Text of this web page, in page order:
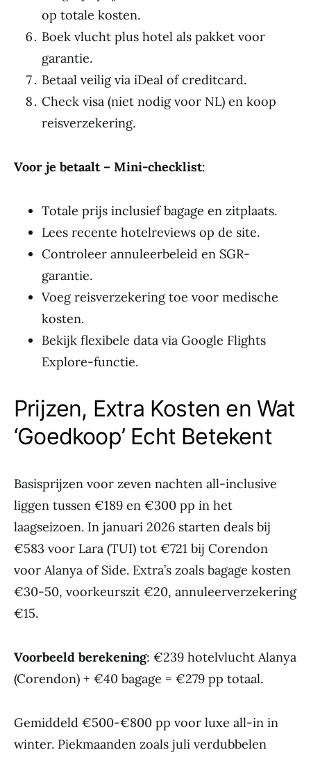
op totale kosten.
Boek vlucht plus hotel als pakket voor
garantie.
Betaal veilig via iDeal of creditcard.
Check visa (niet nodig voor NL) en koop
reisverzekering.
Voor je betaalt – Mini-checklist:
Totale prijs inclusief bagage en zitplaats.
Lees recente hotelreviews op de site.
Controleer annuleerbeleid en SGR-
garantie.
Voeg reisverzekering toe voor medische
kosten.
Bekijk flexibele data via Google Flights
Explore-functie.
Prijzen, Extra Kosten en Wat
‘Goedkoop’ Echt Betekent
Basisprijzen voor zeven nachten all-inclusive
liggen tussen €189 en €300 pp in het
laagseizoen. In januari 2026 starten deals bij
€583 voor Lara (TUI) tot €721 bij Corendon
voor Alanya of Side. Extra’s zoals bagage kosten
€30-50, voorkeurszit €20, annuleerverzekering
€15.
Voorbeeld berekening: €239 hotelvlucht Alanya
(Corendon) + €40 bagage = €279 pp totaal.
Gemiddeld €500-€800 pp voor luxe all-in in
winter. Piekmaanden zoals juli verdubbelen